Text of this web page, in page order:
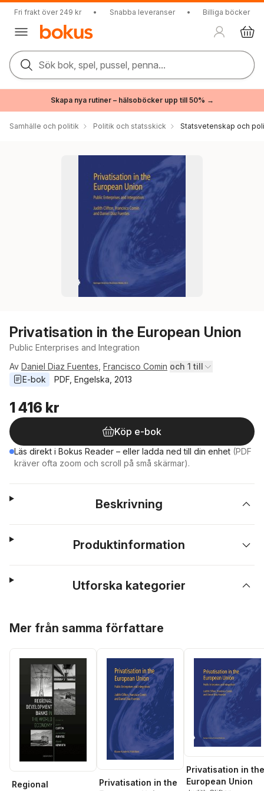
Fri frakt över 249 kr • Snabba leveranser • Billiga böcker
Sök bok, spel, pussel, penna...
Skapa nya rutiner – hälsoböcker upp till 50% →
Samhälle och politik Politik och statsskick Statsvetenskap och
Privatisation in the European Union
Public Enterprises and Integration
Av Daniel Diaz Fuentes Francisco Comin och 1 till
E-bok
PDF Engelska 2013
1 416 kr
Köp e-bok
Läs direkt i Bokus Reader – eller ladda ned till din enhet (PDF
kräver ofta zoom och scroll på små skärmar).
Beskrivning
Produktinformation
Utforska kategorier
Mer från samma författare
Regional
Privatisation in the
Privatisation in the
European Union